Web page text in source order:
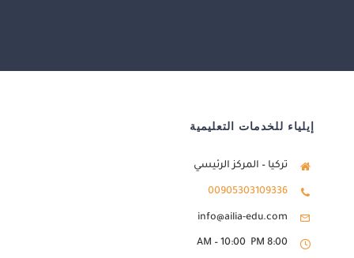
إيلياء للخدمات التعليمية
تركيا – المركز الرئيسي
00905303109336
info@ailia-edu.com
8:00 AM – 10:00 PM